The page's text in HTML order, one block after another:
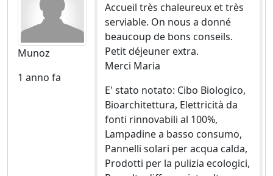
Munoz
1 anno fa
Accueil très chaleureux et très
serviable. On nous a donné
beaucoup de bons conseils.
Petit déjeuner extra.
Merci Maria
E' stato notato: Cibo Biologico,
Bioarchitettura, Elettricità da
fonti rinnovabili al 100%,
Lampadine a basso consumo,
Pannelli solari per acqua calda,
Prodotti per la pulizia ecologici,